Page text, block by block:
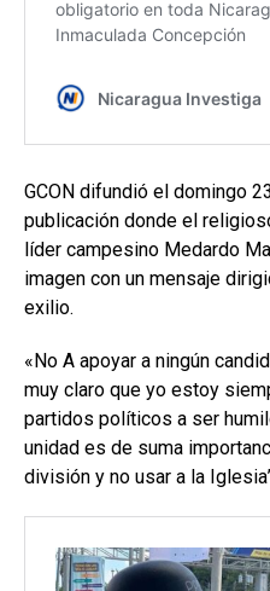
GCON difundió el domingo
publicación donde el
líder campesino Medardo
imagen con un mensaje
exilio.
«No A apoyar a ningún
muy claro que yo estoy
partidos políticos a ser
unidad es de suma
división y no usar a la